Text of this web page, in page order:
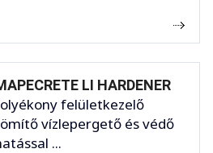
LI HARDENER
felületkezelő
vízlepergető és védő
...